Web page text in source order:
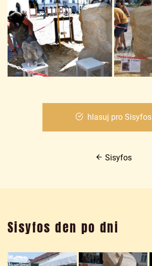
hlasuj pro Sisyfos
Sisyfos
Sisyfos den po dni